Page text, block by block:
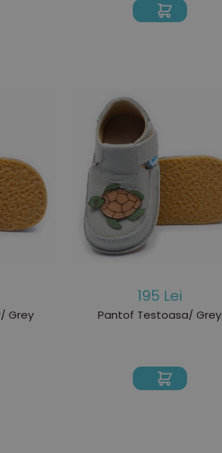
Grey
195 Lei
Pantof Testoasa/ Grey